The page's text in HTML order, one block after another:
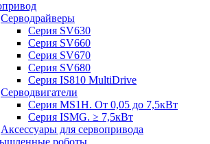
Серводрайверы
Серия SV630
Серия SV660
Серия SV670
Серия SV680
Серия IS810 MultiDrive
Серводвигатели
Серия MS1H. От 0,05 до 7,5кВт
Серия ISMG. ≥ 7,5кВт
Аксессуары для сервопривода
роботы